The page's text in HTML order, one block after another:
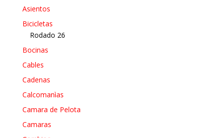
Asientos
Bicicletas
Rodado 26
Bocinas
Cables
Cadenas
Calcomanìas
Camara de Pelota
Camaras